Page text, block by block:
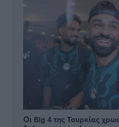
Οι Big 4 της Τουρκίας